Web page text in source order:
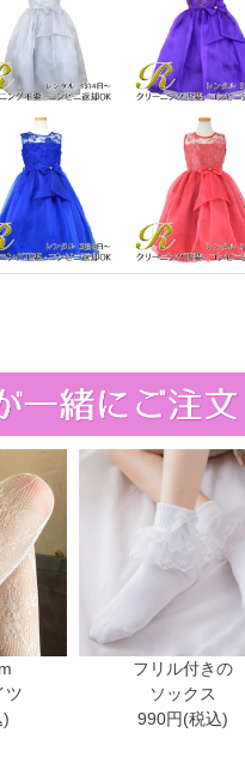
ツ
)
フリル付きの
ソックス
990円(税込)